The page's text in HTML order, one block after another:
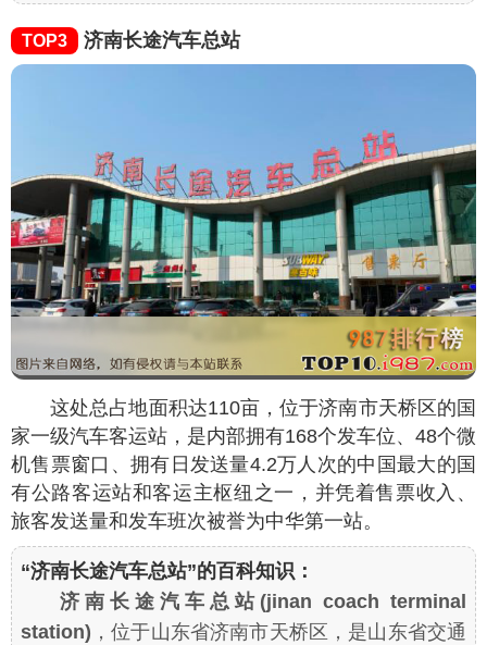
TOP3 济南长途汽车总站
这处总占地面积达110亩，位于济南市天桥区的国
家一级汽车客运站，是内部拥有168个发车位、48个微
机售票窗口、拥有日发送量4.2万人次的中国最大的国
有公路客运站和客运主枢纽之一，并凭着售票收入、
旅客发送量和发车班次被誉为中华第一站。
“济南长途汽车总站”的百科知识：
济南长途汽车总站(jinan coach terminal
station) ，位于山东省济南市天桥区，是山东省交通